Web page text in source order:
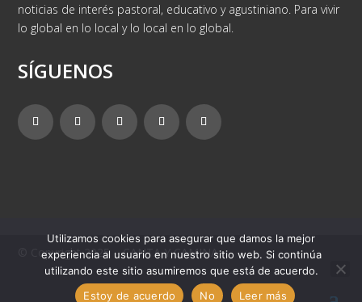
noticias de interés pastoral, educativo y agustiniano. Para vivir
lo global en lo local y lo local en lo global.
SÍGUENOS
© Copyright 2025 – CANTA Y CAMINA
Utilizamos cookies para asegurar que damos la mejor
experiencia al usuario en nuestro sitio web. Si continúa
utilizando este sitio asumiremos que está de acuerdo.
Estoy de acuerdo
No Leer más